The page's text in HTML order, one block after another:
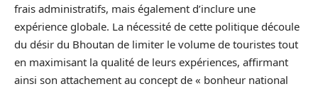
frais administratifs, mais également d’inclure une
expérience globale. La nécessité de cette politique découle
du désir du Bhoutan de limiter le volume de touristes tout
en maximisant la qualité de leurs expériences, affirmant
ainsi son attachement au concept de « bonheur national